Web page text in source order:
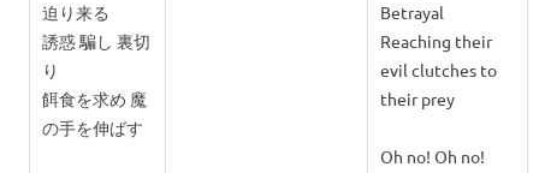
迫り来る
誘惑 騙し 裏切
り
餌食を求め 魔
の手を伸ばす
Betrayal
Reaching their
evil clutches to
their prey
Oh no! Oh no!